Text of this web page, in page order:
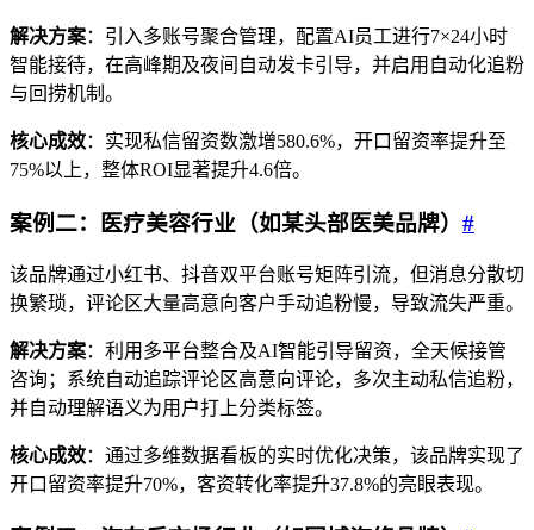
解决方案：引入多账号聚合管理，配置AI员工进行7×24小时
智能接待，在高峰期及夜间自动发卡引导，并启用自动化追粉
与回捞机制。
核心成效：实现私信留资数激增580.6%，开口留资率提升至
75%以上，整体ROI显著提升4.6倍。
案例二：医疗美容行业（如某头部医美品牌） #
该品牌通过小红书、抖音双平台账号矩阵引流，但消息分散切
换繁琐，评论区大量高意向客户手动追粉慢，导致流失严重。
解决方案：利用多平台整合及AI智能引导留资，全天候接管
咨询；系统自动追踪评论区高意向评论，多次主动私信追粉，
并自动理解语义为用户打上分类标签。
核心成效：通过多维数据看板的实时优化决策，该品牌实现了
开口留资率提升70%，客资转化率提升37.8%的亮眼表现。